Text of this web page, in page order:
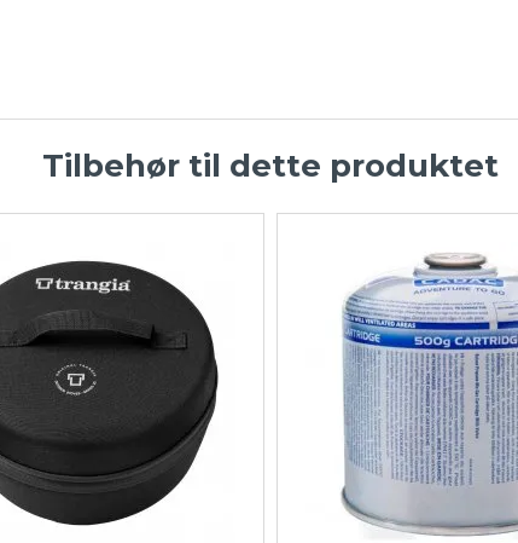
Tilbehør til dette produktet